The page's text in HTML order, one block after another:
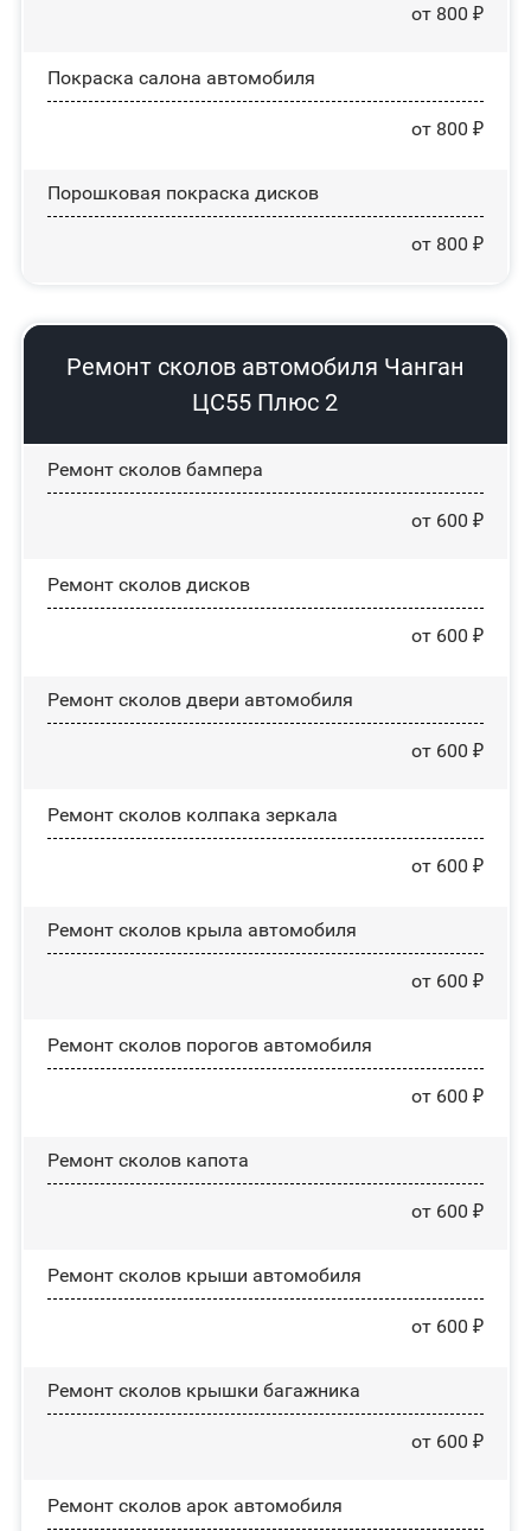
от 800 ₽
Покраска салона автомобиля
от 800 ₽
Порошковая покраска дисков
от 800 ₽
Ремонт сколов автомобиля Чанган
ЦС55 Плюс 2
Ремонт сколов бампера
от 600 ₽
Ремонт сколов дисков
от 600 ₽
Ремонт сколов двери автомобиля
от 600 ₽
Ремонт сколов колпака зеркала
от 600 ₽
Ремонт сколов крыла автомобиля
от 600 ₽
Ремонт сколов порогов автомобиля
от 600 ₽
Ремонт сколов капота
от 600 ₽
Ремонт сколов крыши автомобиля
от 600 ₽
Ремонт сколов крышки багажника
от 600 ₽
Ремонт сколов арок автомобиля